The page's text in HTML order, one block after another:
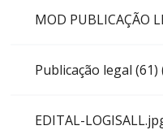
MOD PUBLICAÇÃO
Publicação legal (61)
EDITAL-